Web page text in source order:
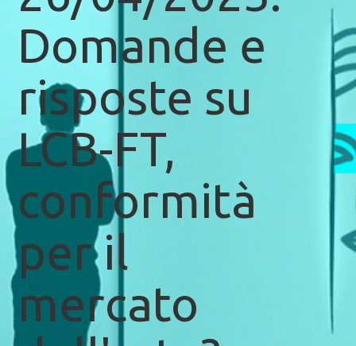
Domande e
risposte su
LCB-FT,
conformità
per il
mercato